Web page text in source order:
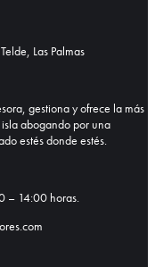
Las Palmas
gestiona y ofrece la más
abogando por una
estés donde estés.
– 14:00 horas.